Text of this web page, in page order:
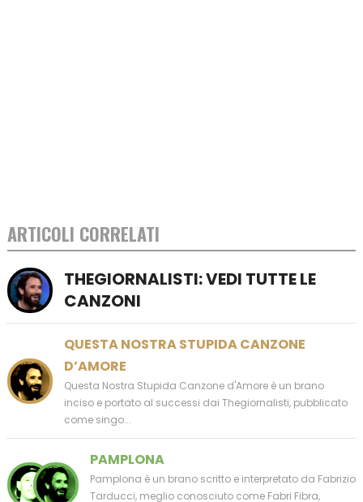
ARTICOLI CORRELATI
THEGIORNALISTI: VEDI TUTTE LE
CANZONI
QUESTA NOSTRA STUPIDA CANZONE
D’AMORE
Questa Nostra Stupida Canzone d'Amore è un brano
inciso e portato al successi dai Thegiornalisti, pubblicato
come singo...
PAMPLONA
Pamplona è un brano scritto e interpretato da Fabrizio
Tarducci, meglio conosciuto come Fabri Fibra,